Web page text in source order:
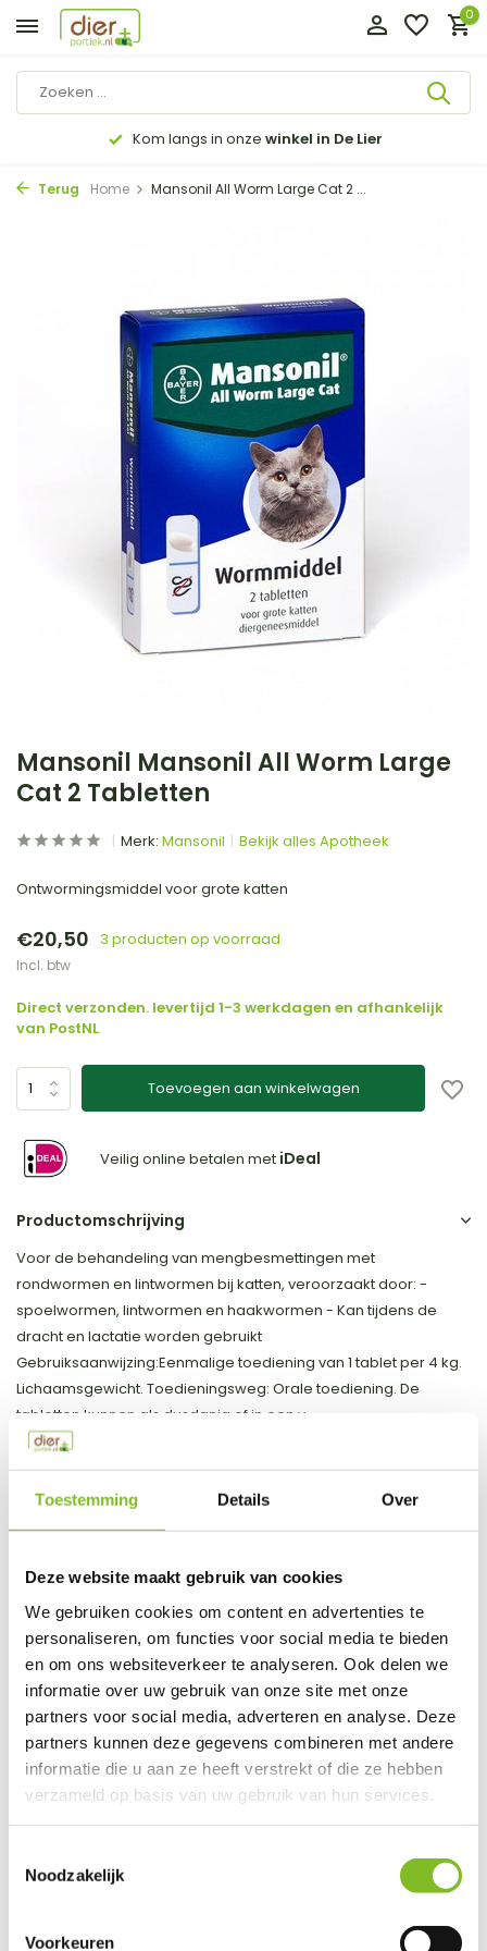
Toestemming Details Over
Deze website maakt gebruik van cookies
We gebruiken cookies om content en advertenties te
personaliseren, om functies voor social media te bieden
en om ons websiteverkeer te analyseren. Ook delen we
informatie over uw gebruik van onze site met onze
partners voor social media, adverteren en analyse. Deze
partners kunnen deze gegevens combineren met andere
informatie die u aan ze heeft verstrekt of die ze hebben
verzameld op basis van uw gebruik van hun services.
Noodzakelijk
Voorkeuren
0
Kom langs in onze winkel in De Lier
Terug Home Mansonil All Worm Large Cat 2 ...
Mansonil Mansonil All Worm Large
Cat 2 Tabletten
Merk: Mansonil Bekijk alles Apotheek
Ontwormingsmiddel voor grote katten
€20,50 3 producten op voorraad
Incl. btw
Direct verzonden. levertijd 1-3 werkdagen en afhankelijk
van PostNL
Toevoegen aan winkelwagen
Veilig online betalen met iDeal
Productomschrijving
Voor de behandeling van mengbesmettingen met
rondwormen en lintwormen bij katten, veroorzaakt door: -
spoelwormen, lintwormen en haakwormen - Kan tijdens de
dracht en lactatie worden gebruikt
Gebruiksaanwijzing:Eenmalige toediening van 1 tablet per 4 kg.
Lichaamsgewicht. Toedieningsweg: Orale toediening. De
tabletten kunnen als dusdanig of in een v...
Toon meer
Productspecificaties
EAN 4007221033431
Vergelijk
Do you have a question about this product?
Our employee is happy to help you find the right product
Send mail
This product is available in the following variants: